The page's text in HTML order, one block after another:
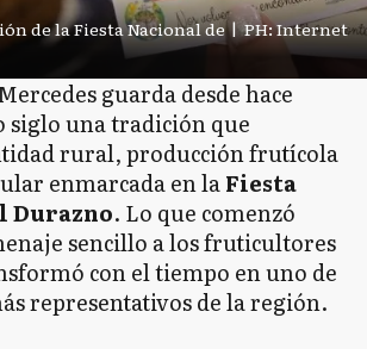
de la Fiesta Nacional de | PH: Internet
guarda desde hace
siglo una tradición que
rural, producción frutícola
enmarcada en laFiesta
Durazno. Lo que comenzó
sencillo a los fruticultores
con el tiempo en uno de
representativos de la región.